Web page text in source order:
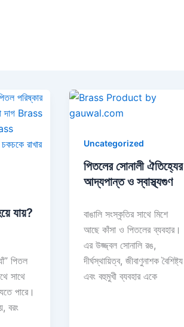
যায়?
পিতল
সাথে
পারে।
বরং
Uncategorized
পিতলের সোনালী ঐতিহ্যের
আদ্যপান্ত ও স্বাস্থ্যগুণ
বাঙালি সংস্কৃতির সাথে মিশে
আছে কাঁসা ও পিতলের ব্যবহার।
এর উজ্জ্বল সোনালি রঙ,
দীর্ঘস্থায়িত্ব, জীবাণুনাশক বৈশিষ্ট্য
এবং বহুমুখী ব্যবহার একে